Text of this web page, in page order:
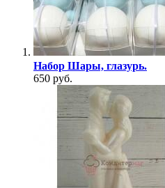
Набор Шары, глазурь.
650 руб.